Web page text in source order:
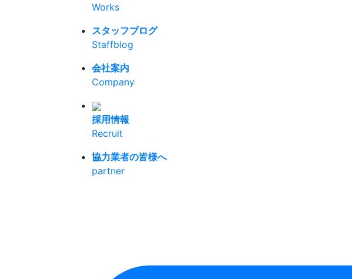
Works
スタッフブログ
Staffblog
会社案内
Company
採用情報
Recruit
協力業者の皆様へ
partner